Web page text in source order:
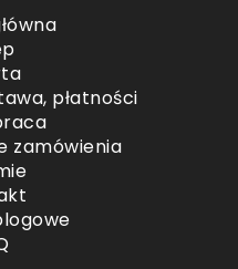
płatności
zamówienia